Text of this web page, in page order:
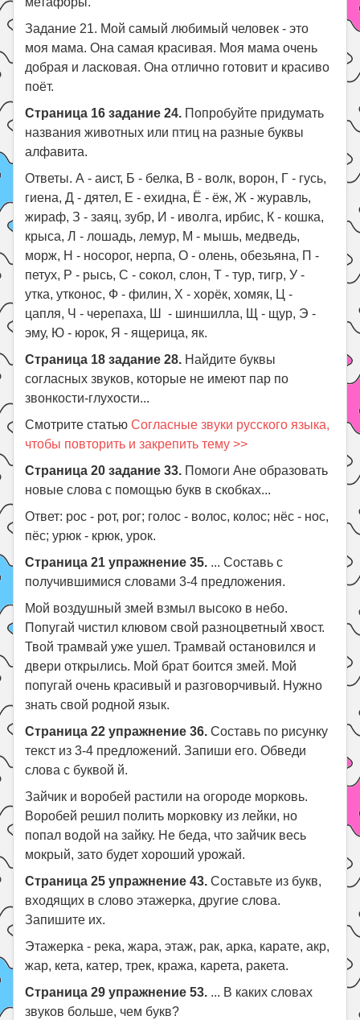
Задание 21. Мой самый любимый человек - это
моя мама. Она самая красивая. Моя мама очень
добрая и ласковая. Она отлично готовит и красиво
поёт.
Страница 16 задание 24. Попробуйте придумать
названия животных или птиц на разные буквы
алфавита.
Ответы. А - аист, Б - белка, В - волк, ворон, Г - гусь,
гиена, Д - дятел, Е - ехидна, Ё - ёж, Ж - журавль,
жираф, З - заяц, зубр, И - иволга, ирбис, К - кошка,
крыса, Л - лошадь, лемур, М - мышь, медведь,
морж, Н - носорог, нерпа, О - олень, обезьяна, П -
петух, Р - рысь, С - сокол, слон, Т - тур, тигр, У -
утка, утконос, Ф - филин, Х - хорёк, хомяк, Ц -
цапля, Ч - черепаха, Ш - шиншилла, Щ - щур, Э -
эму, Ю - юрок, Я - ящерица, як.
Страница 18 задание 28. Найдите буквы
согласных звуков, которые не имеют пар по
звонкости-глухости...
Смотрите статьюСогласные звуки русского языка,
чтобы повторить и закрепить тему >>
Страница 20 задание 33. Помоги Ане образовать
новые слова с помощью букв в скобках...
Ответ: рос - рот, рог; голос - волос, колос; нёс - нос,
пёс; урюк - крюк, урок.
Страница 21 упражнение 35. ... Составь с
получившимися словами 3-4 предложения.
Мой воздушный змей взмыл высоко в небо.
Попугай чистил клювом свой разноцветный хвост.
Твой трамвай уже ушел. Трамвай остановился и
двери открылись. Мой брат боится змей. Мой
попугай очень красивый и разговорчивый. Нужно
знать свой родной язык.
Страница 22 упражнение 36. Составь по рисунку
текст из 3-4 предложений. Запиши его. Обведи
слова с буквой й.
Зайчик и воробей растили на огороде морковь.
Воробей решил полить морковку из лейки, но
попал водой на зайку. Не беда, что зайчик весь
мокрый, зато будет хороший урожай.
Страница 25 упражнение 43. Составьте из букв,
входящих в слово этажерка, другие слова.
Запишите их.
Этажерка - река, жара, этаж, рак, арка, карате, акр,
жар, кета, катер, трек, кража, карета, ракета.
Страница 29 упражнение 53. ... В каких словах
звуков больше, чем букв?